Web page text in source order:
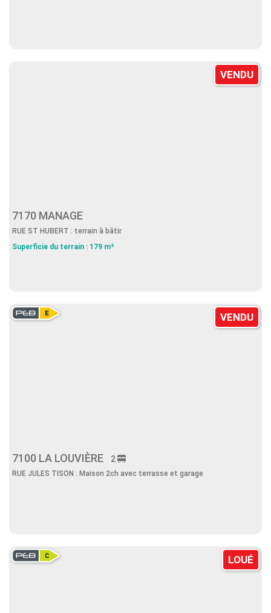
VENDU
7170 MANAGE
RUE ST HUBERT : terrain à bâtir
Superficie du terrain : 179 m²
VENDU
7100 LA LOUVIÈRE 2
RUE JULES TISON : Maison 2ch avec terrasse et garage
LOUÉ